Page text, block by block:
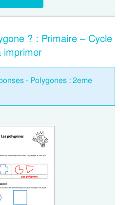
? : Primaire – Cycle
imprimer
- Polygones : 2eme